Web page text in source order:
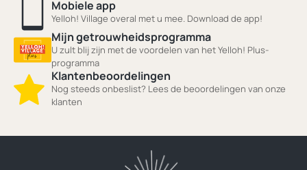
Mobiele app
Yelloh! Village overal met u mee. Download de app!
Mijn getrouwheidsprogramma
U zult blij zijn met de voordelen van het Yelloh! Plus-
programma
Klantenbeoordelingen
Nog steeds onbeslist? Lees de beoordelingen van onze
klanten